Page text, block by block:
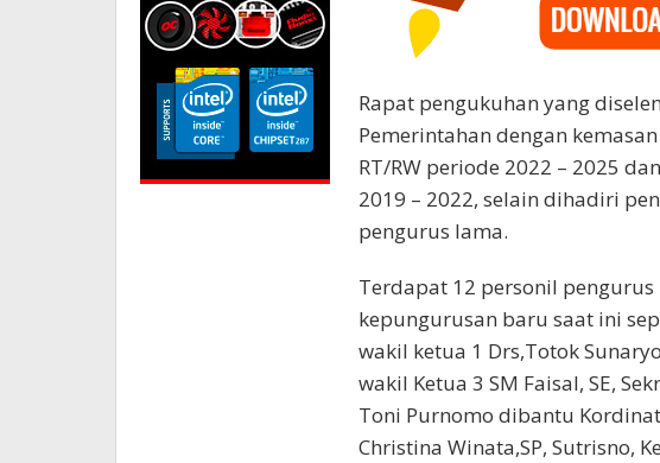
Rapat pengukuhan yang
Pemerintahan dengan
RT/RW periode 2022 – 2025
2019 – 2022, selain dihadiri
pengurus lama.
Terdapat 12 personil
kepungurusan baru saat ini
wakil ketua 1 Drs,Totok
wakil Ketua 3 SM Faisal, SE,
Toni Purnomo dibantu
Christina Winata,SP, Sutrisno,